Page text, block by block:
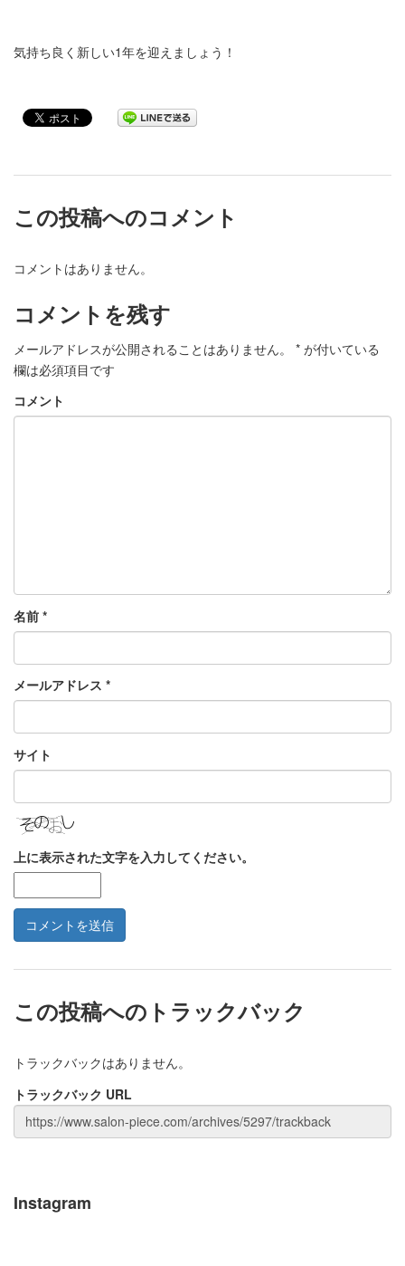
気持ち良く新しい1年を迎えましょう！
この投稿へのコメント
コメントはありません。
コメントを残す
メールアドレスが公開されることはありません。 * が付いている
欄は必須項目です
コメント
名前 *
メールアドレス *
サイト
上に表示された文字を入力してください。
この投稿へのトラックバック
トラックバックはありません。
トラックバック URL
Instagram